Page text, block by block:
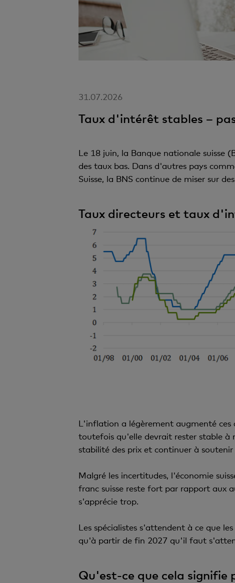
31.07.2026
Taux d'intérêt stables –
Le 18 juin, la Banque nationale suisse
des taux bas. Dans d'autres pays
Suisse, la BNS continue de miser sur
Taux directeurs et taux
L'inflation a légèrement augmenté ces
toutefois qu'elle devrait rester stable à
stabilité des prix et continuer à
Malgré les incertitudes, l'économie
franc suisse reste fort par rapport aux
s'apprécie trop.
Les spécialistes s'attendent à ce que
qu'à partir de fin 2027 qu'il faut
Qu'est-ce que cela signifie